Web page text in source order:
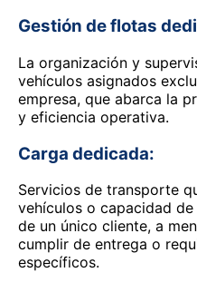
Gestión de flotas
La organización y
vehículos asignados
empresa, que abarca la
y eficiencia operativa.
Carga dedicada:
Servicios de transporte
vehículos o capacidad
de un único cliente, a
cumplir de entrega o
específicos.